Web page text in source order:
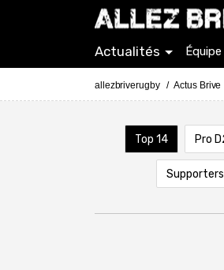
Actualités Équipe
allezbriverugby Actus Brive
Top 14 Pro
Supporters